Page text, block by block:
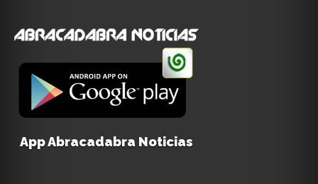
App Abracadabra Noticias